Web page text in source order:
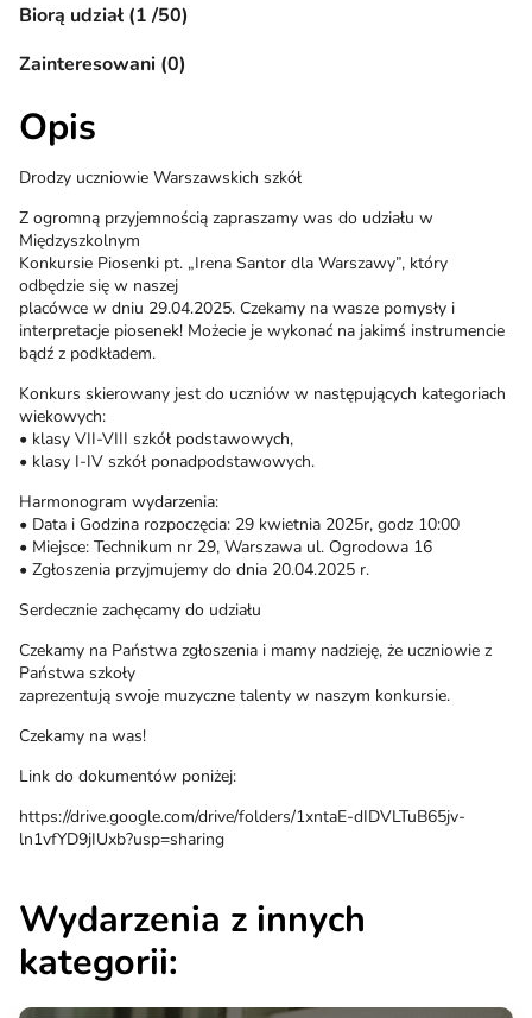
Biorą udział (1 /50)
Zainteresowani (0)
Opis
Drodzy uczniowie Warszawskich szkół
Z ogromną przyjemnością zapraszamy was do udziału w
Międzyszkolnym
Konkursie Piosenki pt. „Irena Santor dla Warszawy”, który
odbędzie się w naszej
placówce w dniu 29.04.2025. Czekamy na wasze pomysły i
interpretacje piosenek! Możecie je wykonać na jakimś instrumencie
bądź z podkładem.
Konkurs skierowany jest do uczniów w następujących kategoriach
wiekowych:
• klasy VII-VIII szkół podstawowych,
• klasy I-IV szkół ponadpodstawowych.
Harmonogram wydarzenia:
• Data i Godzina rozpoczęcia: 29 kwietnia 2025r, godz 10:00
• Miejsce: Technikum nr 29, Warszawa ul. Ogrodowa 16
• Zgłoszenia przyjmujemy do dnia 20.04.2025 r.
Serdecznie zachęcamy do udziału
Czekamy na Państwa zgłoszenia i mamy nadzieję, że uczniowie z
Państwa szkoły
zaprezentują swoje muzyczne talenty w naszym konkursie.
Czekamy na was!
Link do dokumentów poniżej:
https://drive.google.com/drive/folders/1xntaE-dIDVLTuB65jv-
ln1vfYD9jIUxb?usp=sharing
Wydarzenia z innych
kategorii: